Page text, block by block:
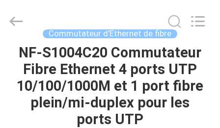
MAISON
PRODUITS
Co.,Ltd.
Developed
Commutateur d'Ethernet de fibre
NF-S1004C20 Commutateur
Fibre Ethernet 4 ports UTP
10/100/1000M et 1 port fibre
plein/mi-duplex pour les
ports UTP